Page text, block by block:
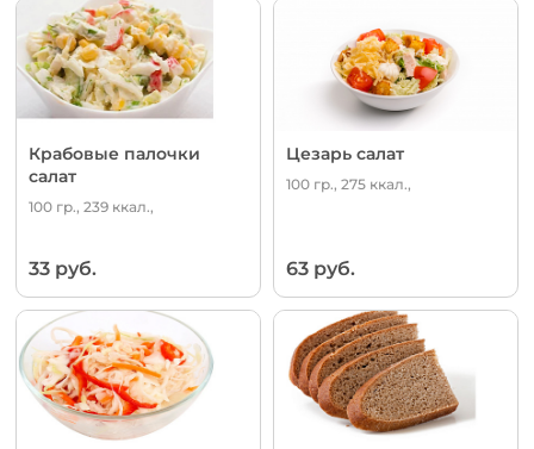
Крабовые палочки
салат
100 гр., 239 ккал.,
33 руб.
Цезарь салат
100 гр., 275 ккал.,
63 руб.